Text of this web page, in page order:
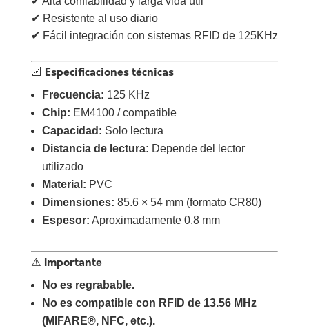
✔ Resistente al uso diario
✔ Fácil integración con sistemas RFID de 125KHz
📐 Especificaciones técnicas
Frecuencia: 125 KHz
Chip: EM4100 / compatible
Capacidad: Solo lectura
Distancia de lectura: Depende del lector
utilizado
Material: PVC
Dimensiones: 85.6 × 54 mm (formato CR80)
Espesor: Aproximadamente 0.8 mm
⚠️ Importante
No es regrabable.
No es compatible con RFID de 13.56 MHz
(MIFARE®, NFC, etc.).